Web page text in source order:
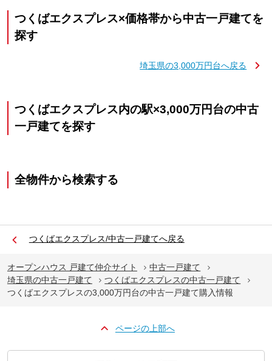
つくばエクスプレス×価格帯から中古一戸建てを
探す
埼玉県の3,000万円台へ戻る
つくばエクスプレス内の駅×3,000万円台の中古
一戸建てを探す
全物件から検索する
つくばエクスプレス/中古一戸建てへ戻る
オープンハウス 戸建て仲介サイト
中古一戸建て
埼玉県の中古一戸建て
つくばエクスプレスの中古一戸建て
つくばエクスプレスの3,000万円台の中古一戸建て購入情報
ページの上部へ